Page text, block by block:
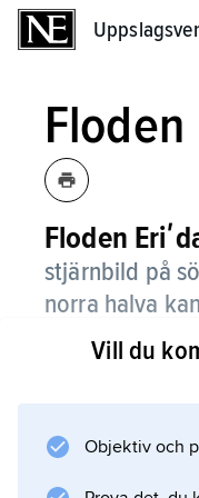
Floden
stjärnbild på
norra halva
vintern.
Floden Eridanus
Vill du
Objektiv och